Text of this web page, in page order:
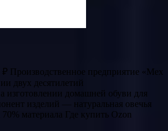
предприятие «Мех
двух десятилетий
изготовлении домашней обуви для
изделий — натуральная овечья
материала Где купить Ozon